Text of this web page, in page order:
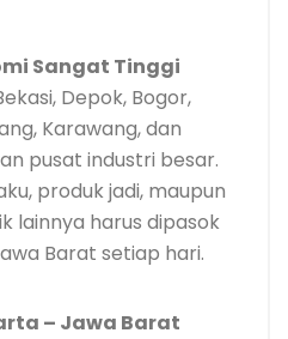
Sangat Tinggi
Depok, Bogor,
Karawang, dan
pusat industri besar.
produk jadi, maupun
lainnya harus dipasok
Barat setiap hari.
– Jawa Barat